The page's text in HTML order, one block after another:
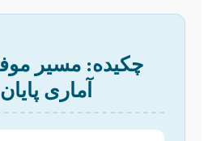
چکیده: مسیر
آماری پایان